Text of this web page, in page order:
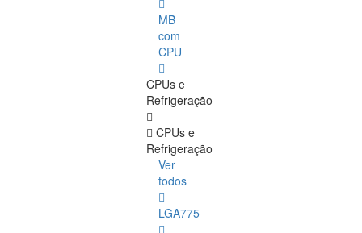
MB
com
CPU
CPUs e
Refrigeração
CPUs e
Refrigeração
Ver
todos
LGA775